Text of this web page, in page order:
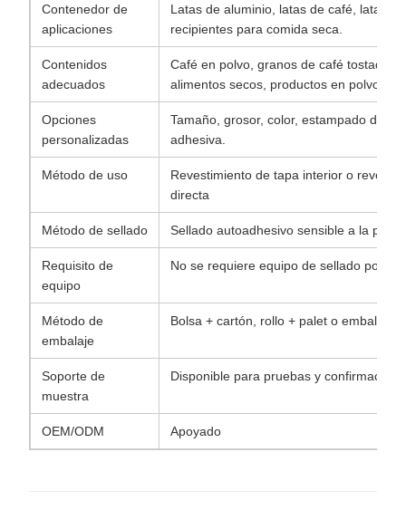
Contenedor de
aplicaciones
Latas de aluminio, latas de café, latas
recipientes para comida seca.
Contenidos
adecuados
Café en polvo, granos de café tostados,
alimentos secos, productos en polvo
Opciones
personalizadas
Tamaño, grosor, color, estampado del
adhesiva.
Método de uso
Revestimiento de tapa interior o
directa
Método de sellado Sellado autoadhesivo sensible a la
Requisito de
equipo
No se requiere equipo de sellado por
Método de
embalaje
Bolsa + cartón, rollo + palet o embalaje
Soporte de
muestra
Disponible para pruebas y confirmación.
OEM/ODM Apoyado